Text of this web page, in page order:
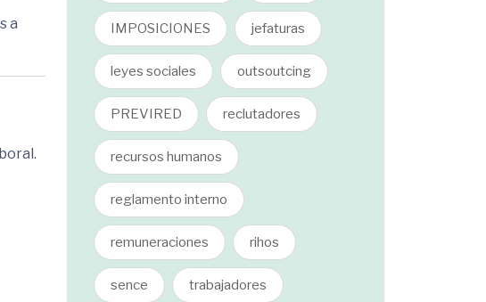
a
IMPOSICIONES jefaturas
leyes sociales outsoutcing
PREVIRED reclutadores
recursos humanos
reglamento interno
remuneraciones rihos
sence trabajadores